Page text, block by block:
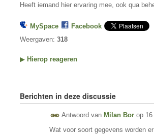
Heeft iemand hier ervaring mee, ook qua
MySpace
Facebook
Weergaven: 318
▶ Hierop reageren
Berichten in deze discussie
Antwoord van Milan Bor op
Wat voor soort gegevens worden